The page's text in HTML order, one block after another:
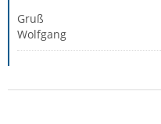
Gruß
Wolfgang